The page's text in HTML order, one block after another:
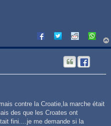
contre la Croatie,la marche était
des que les Croates ont
fini....je me demande si la